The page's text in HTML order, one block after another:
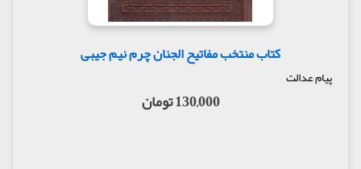
کتاب منتخب مفاتیح الجنان چرم نیم جیبی
پیام عدالت
130,000 تومان